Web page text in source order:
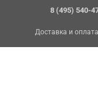
8 (495) 540-
Доставка и оплата